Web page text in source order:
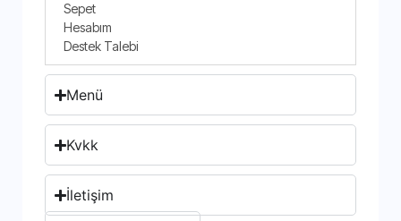
Sepet
Hesabım
Destek Talebi
Menü
Kvkk
İletişim